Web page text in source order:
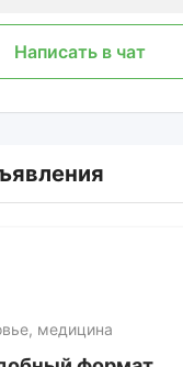
Написать в чат
медицина